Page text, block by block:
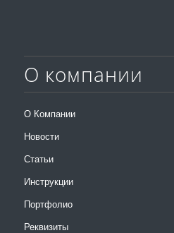
О компании
О Компании
Новости
Статьи
Инструкции
Портфолио
Реквизиты